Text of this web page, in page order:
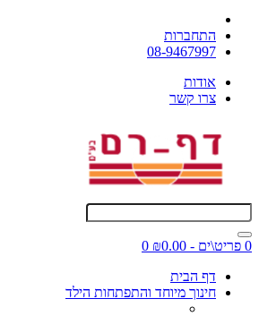
התחברות
08-9467997
אודות
צרו קשר
0 פריט\ים - ₪0.00
0
דף הבית
חינוך מיוחד והתפתחות הילד